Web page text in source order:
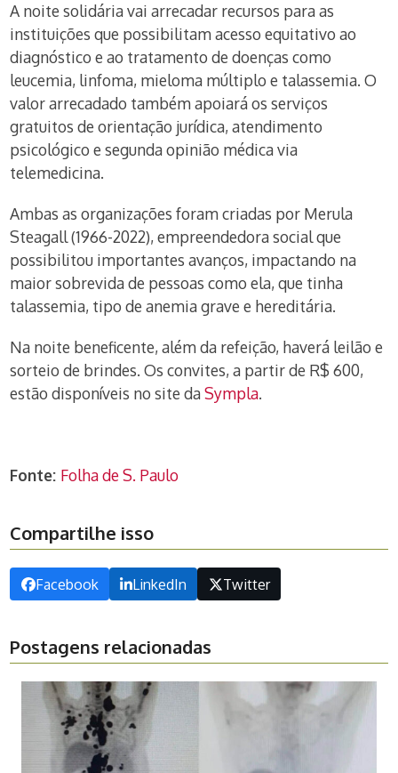
A noite solidária vai arrecadar recursos para as
instituições que possibilitam acesso equitativo ao
diagnóstico e ao tratamento de doenças como
leucemia, linfoma, mieloma múltiplo e talassemia. O
valor arrecadado também apoiará os serviços
gratuitos de orientação jurídica, atendimento
psicológico e segunda opinião médica via
telemedicina.
Ambas as organizações foram criadas por Merula
Steagall (1966-2022), empreendedora social que
possibilitou importantes avanços, impactando na
maior sobrevida de pessoas como ela, que tinha
talassemia, tipo de anemia grave e hereditária.
Na noite beneficente, além da refeição, haverá leilão e
sorteio de brindes. Os convites, a partir de R$ 600,
estão disponíveis no site daSympla.
Fonte: Folha de S. Paulo
Compartilhe isso
Facebook LinkedIn Twitter
Postagens relacionadas